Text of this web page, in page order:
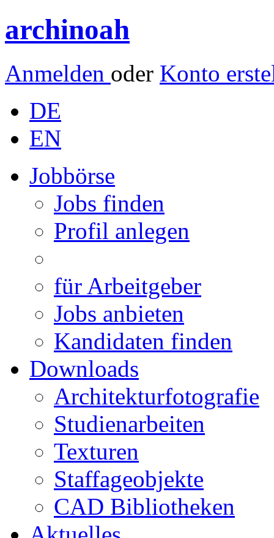
archinoah
Anmelden oder Konto
DE
EN
Jobbörse
Jobs finden
Profil anlegen
für Arbeitgeber
Jobs anbieten
Kandidaten finden
Downloads
Architekturfotografie
Studienarbeiten
Texturen
Staffageobjekte
CAD Bibliotheken